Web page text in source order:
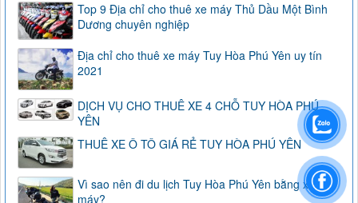
Top 9 Địa chỉ cho thuê xe máy Thủ Dầu Một Bình
Dương chuyên nghiệp
Địa chỉ cho thuê xe máy Tuy Hòa Phú Yên uy tín
2021
DỊCH VỤ CHO THUÊ XE 4 CHỖ TUY HÒA PHÚ
YÊN
THUÊ XE Ô TÔ GIÁ RẺ TUY HÒA PHÚ YÊN
Vì sao nên đi du lịch Tuy Hòa Phú Yên bằng xe
máy?